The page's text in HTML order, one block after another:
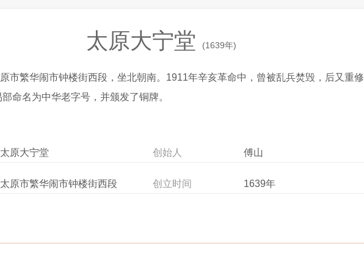
太原大宁堂 (1639年)
市繁华闹市钟楼街西段，坐北朝南。1911年辛亥革命中，曾被乱兵焚毁，后又重
命名为中华老字号，并颁发了铜牌。
太原大宁堂 创始人 傅山
太原市繁华闹市钟楼街西段 创立时间 1639年